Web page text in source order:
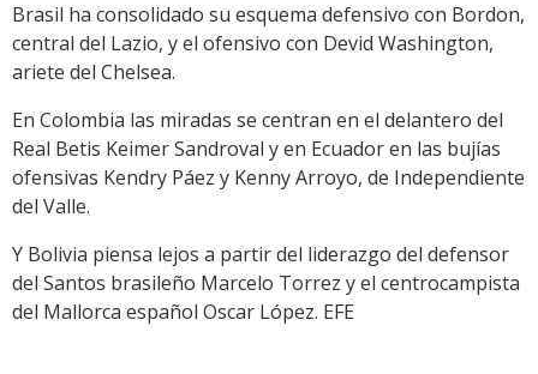
Brasil ha consolidado su esquema defensivo con Bordon,
central del Lazio, y el ofensivo con Devid Washington,
ariete del Chelsea.
En Colombia las miradas se centran en el delantero del
Real Betis Keimer Sandroval y en Ecuador en las bujías
ofensivas Kendry Páez y Kenny Arroyo, de Independiente
del Valle.
Y Bolivia piensa lejos a partir del liderazgo del defensor
del Santos brasileño Marcelo Torrez y el centrocampista
del Mallorca español Oscar López. EFE